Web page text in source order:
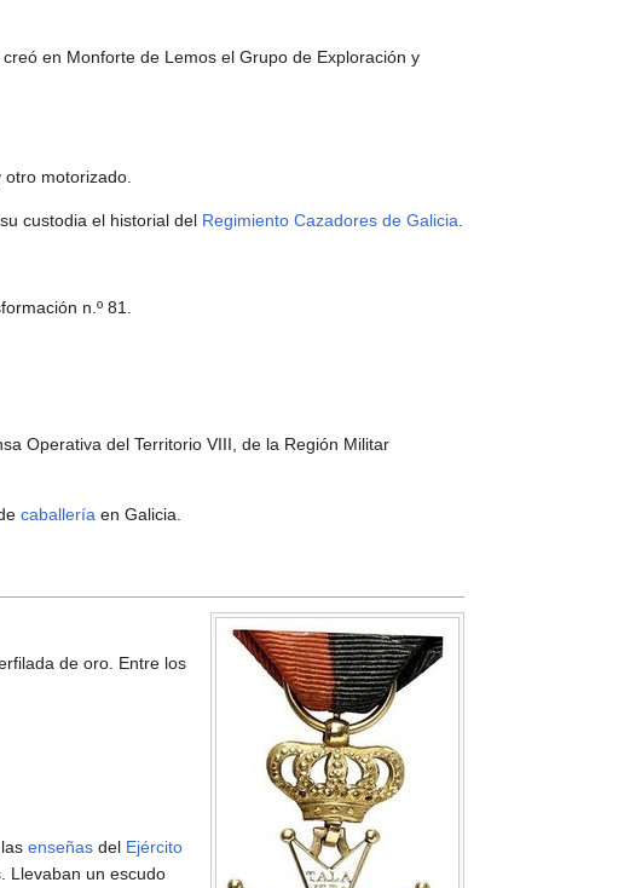
creó en Monforte de Lemos el Grupo de Exploración y
motorizado.
custodia el historial del Regimiento Cazadores de Galicia
n.º 81.
Operativa del Territorio VIII, de la Región Militar
caballería en Galicia.
de oro. Entre los
enseñas del Ejército
Llevaban un escudo